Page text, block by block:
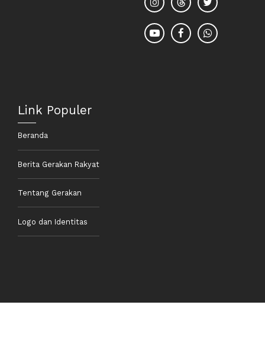
Link Populer
Beranda
Berita Gerakan Rakyat
Tentang Gerakan
Logo dan Identitas